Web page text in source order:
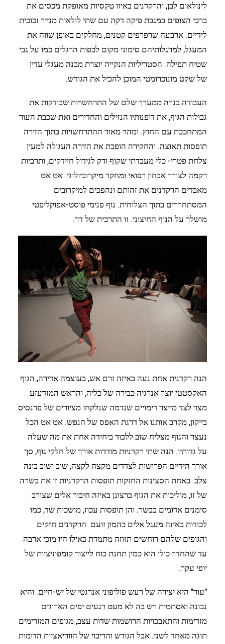
לינולאום לבן, והרקדנים באיזו טקסיות מאופקת מכסים את
ברכי הצופים במגבת פיקה דקה עם שתי לולאות מנייר זכוכית
לידיים. ארבעה שרפרפים קטנים, מחלקים באופן שווה את
המעגל, למרגלותיהם סימוני מקום לכפות הרגלים כמו על גבי
שטיח תפילה. הסטריליות הנקייה יוצרת מבנה מעגלי עדין
של שקט מונוכרומטי המוכן להכיל את הגודש.
העבודה בנויה ממערך שלם של התרחשויות שבודקות את
גבולות הגוף, את דופנותיו הנזילים והחדירים ואת שכבת העור
המתחככת עם החוץ. ומהר מאוד ההתרחשויות בתוך הזירה
תופסות תאוצה. והחקירה הופכת את הזירה העגולה למעין
צלחת פטרי- כלי מעבדתי שקוף ודק לגידול חיידקים, ותרביות
רקמה לצורך אבחון רפואי ומחקר מיקרוביולוגי. אט אט
מאבדים הרקדנים את זהותם ונהפכים למיקרובים
המסתחררים בתוך הצלוחית. נוף פנימי פוסט-אפוקליפטי
מושלך על הנוף החיצוני. זו התרבית של דר.
הנה רקדנית אחת נעה באיזה זרם אש, בעוצמה אדירה, הגוף
האקסטטי יוצר אנרגיה כבירה של כליה, והראש המזדעזע
מצד לצד מייצר דימויים שנדמה שנלקחו מציורים של פרנסיס
בייקון, מקרב אותנו אל דרגת האפס של הנפש. אט אט הכל
נעצר והגוף מצליח שוב ללכוד ביחידה אחת את מה שעלה
על גדותיו. הנה שתי רקדניות מודדות אורך של חלקי גוף, סך
אורך הידיים הפרושות לצדדים מקצה לקצה, שוב ושוב בונה
צלב. באחת הסצינות החזקות תופסות הרקדניות זו את בשרה
של זו, מוליכות את הגוף כרצונן באיזה חיבור אלים שצורב
סימנים אדומים בבשר. והן תופסות עכוז, מושכות שד, כמו
לכודות באיזה מעגל אלים כהמון זועם. הרקדנים חזקים
והגופים שלהם רוחשים תזוזה מתמדת כאילו היו מוכי ארבה
עד שהחדר כולו הוא כמין תחנת כוח לייצור קומפוזיציות של
יופי עקר.
"עור" היא יצירה של רעש פוליפוני אנרגטי של יש-חיים. והיא
נבונה ואסתטית ויש בה לא מעט רגעים יפים הארוגים
מזרימות והתאבכויות הרושמות שדות עצב, מגופים המזרימים
תוגה מאחד לשני. אבל הגודש והריבוי של הווריאציות הדומות